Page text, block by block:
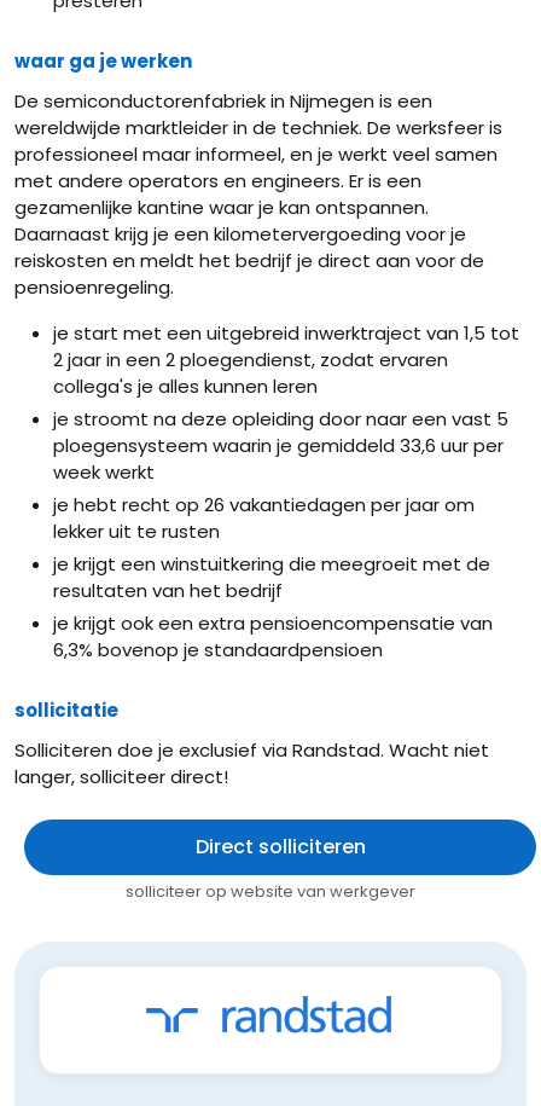
waar ga je werken
De semiconductorenfabriek in Nijmegen is een
wereldwijde marktleider in de techniek. De werksfeer is
professioneel maar informeel, en je werkt veel samen
met andere operators en engineers. Er is een
gezamenlijke kantine waar je kan ontspannen.
Daarnaast krijg je een kilometervergoeding voor je
reiskosten en meldt het bedrijf je direct aan voor de
pensioenregeling.
je start met een uitgebreid inwerktraject van 1,5 tot
2 jaar in een 2 ploegendienst, zodat ervaren
collega's je alles kunnen leren
je stroomt na deze opleiding door naar een vast 5
ploegensysteem waarin je gemiddeld 33,6 uur per
week werkt
je hebt recht op 26 vakantiedagen per jaar om
lekker uit te rusten
je krijgt een winstuitkering die meegroeit met de
resultaten van het bedrijf
je krijgt ook een extra pensioencompensatie van
6,3% bovenop je standaardpensioen
sollicitatie
Solliciteren doe je exclusief via Randstad. Wacht niet
langer, solliciteer direct!
Direct solliciteren
solliciteer op website van werkgever